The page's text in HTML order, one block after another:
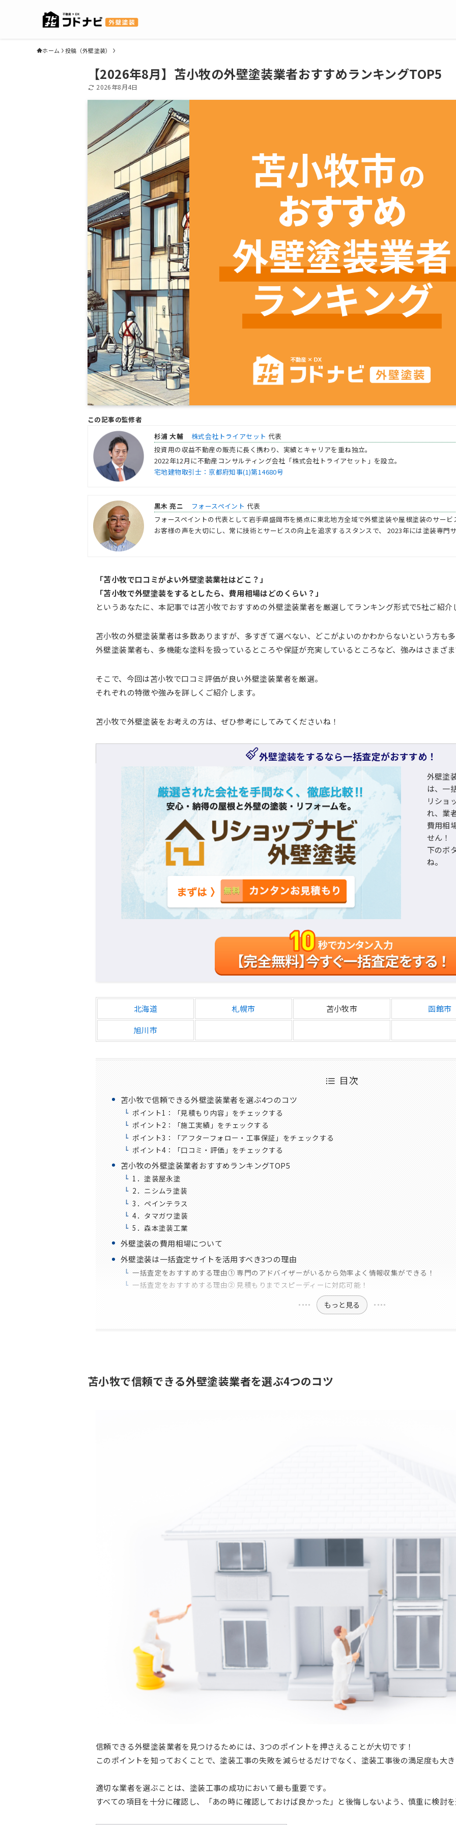
ホーム 投稿（外壁塗装）
【2026年8月】苫小牧の外壁塗装業者おすすめランキングTOP5
2026年8月4日
この記事の監修者
杉浦 大輔
株式会社トライアセット 代表
投資用の収益不動産の販売に長く携わり、実績とキャリアを重ね独立。
2022年12月に不動産コンサルティング会社「株式会社トライアセット」を設立。
宅地建物取引士：京都府知事(1)第14680号
黒木 亮ニ フォースペイント 代表
フォースペイントの代表として岩手県盛岡市を拠点に東北地方全域で外壁塗装や屋根塗装のサービ
お客様の声を大切にし、常に技術とサービスの向上を追求するスタンスで、 2023年には塗装専門
「苫小牧で口コミがよい外壁塗装業社はどこ？」
「苫小牧で外壁塗装をするとしたら、費用相場はどのくらい？」
というあなたに、本記事では苫小牧でおすすめの外壁塗装業者を厳選してランキング形式で5社ご紹介
苫小牧の外壁塗装業者は多数ありますが、多すぎて選べない、どこがよいのかわからないという方も
外壁塗装業者も、多機能な塗料を扱っているところや保証が充実しているところなど、強みはさまざ
そこで、今回は苫小牧で口コミ評価が良い外壁塗装業者を厳選。
それぞれの特徴や強みを詳しくご紹介します。
苫小牧で外壁塗装をお考えの方は、ぜひ参考にしてみてくださいね！
外壁塗装をするなら一括査定がおすすめ！
外壁塗
は、一
リショ
れ、業
費用相
せん！
下のボ
ね。
北海道 札幌市 苫小牧市
函館市
旭川市
目次
苫小牧で信頼できる外壁塗装業者を選ぶ4つのコツ
ポイント1：「見積もり内容」をチェックする
ポイント2：「施工実績」をチェックする
ポイント3：「アフターフォロー・工事保証」をチェックする
ポイント4：「口コミ・評価」をチェックする
苫小牧の外壁塗装業者おすすめランキングTOP5
1．塗装屋永塗
2．ニシムラ塗装
3．ペインテラス
4．タマガワ塗装
5．森本塗装工業
外壁塗装の費用相場について
外壁塗装は一括査定サイトを活用すべき3つの理由
一括査定をおすすめする理由① 専門のアドバイザーがいるから効率よく情報収集ができる！
一括査定をおすすめする理由② 見積もりまでスピーディーに対応可能！
もっと見る
苫小牧で信頼できる外壁塗装業者を選ぶ4つのコツ
信頼できる外壁塗装業者を見つけるためには、3つのポイントを押さえることが大切です！
このポイントを知っておくことで、塗装工事の失敗を減らせるだけでなく、塗装工事後の満足度も大
適切な業者を選ぶことは、塗装工事の成功において最も重要です。
すべての項目を十分に確認し、「あの時に確認しておけば良かった」と後悔しないよう、慎重に検討